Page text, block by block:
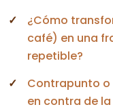
¿Cómo
café) en una
repetible?
Contrapunto
en contra de